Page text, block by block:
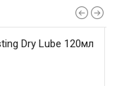
Dry Lube 120мл